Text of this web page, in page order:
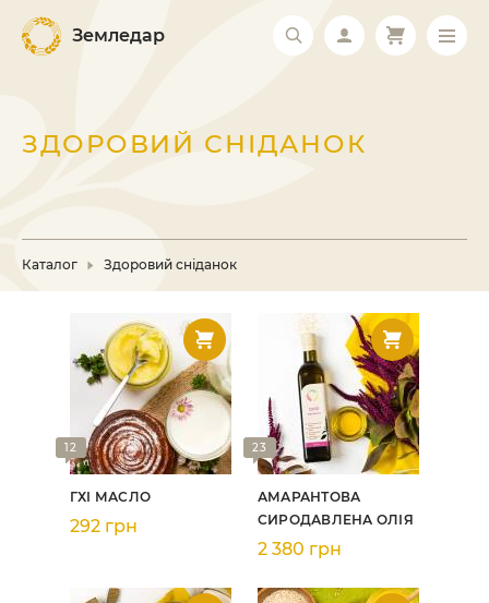
Земледар
ЗДОРОВИЙ СНІДАНОК
Каталог Здоровий сніданок
12
ГХІ МАСЛО
292 грн
23
АМАРАНТОВА
СИРОДАВЛЕНА ОЛІЯ
2 380 грн